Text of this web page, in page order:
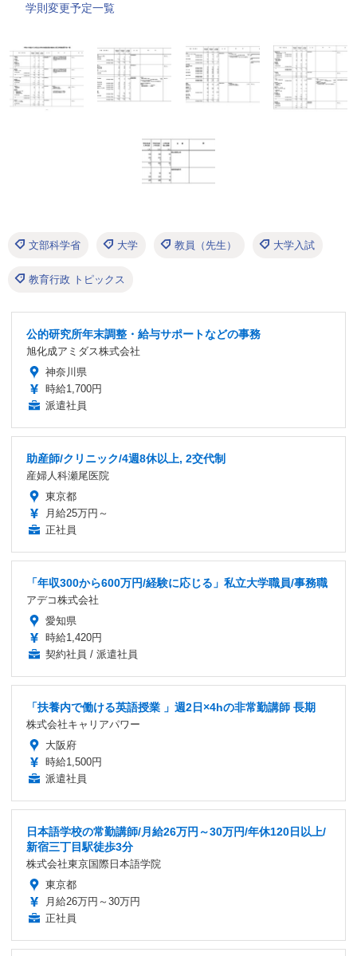
学則変更予定一覧
文部科学省 大学 教員（先生） 大学入試
教育行政 トピックス
公的研究所年末調整・給与サポートなどの事務
旭化成アミダス株式会社
神奈川県
時給1,700円
派遣社員
助産師/クリニック/4週8休以上, 2交代制
産婦人科瀬尾医院
東京都
月給25万円～
正社員
「年収300から600万円/経験に応じる」私立大学職員/事務職
アデコ株式会社
愛知県
時給1,420円
契約社員 / 派遣社員
「扶養内で働ける英語授業 」週2日×4hの非常勤講師 長期
株式会社キャリアパワー
大阪府
時給1,500円
派遣社員
日本語学校の常勤講師/月給26万円～30万円/年休120日以上/
新宿三丁目駅徒歩3分
株式会社東京国際日本語学院
東京都
月給26万円～30万円
正社員